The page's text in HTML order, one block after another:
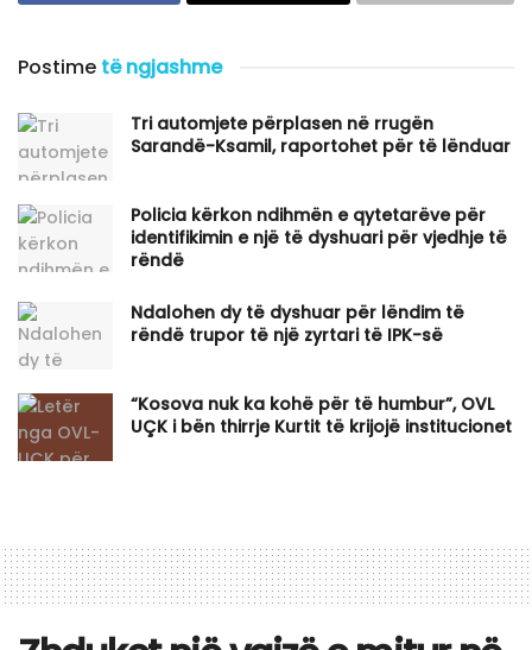
Postime të ngjashme
Tri automjete përplasen në rrugën
Sarandë-Ksamil, raportohet për të lënduar
Policia kërkon ndihmën e qytetarëve për
identifikimin e një të dyshuari për vjedhje të
rëndë
Ndalohen dy të dyshuar për lëndim të
rëndë trupor të një zyrtari të IPK-së
“Kosova nuk ka kohë për të humbur”, OVL
UÇK i bën thirrje Kurtit të krijojë institucionet